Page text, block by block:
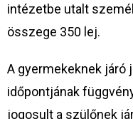
intézetbe utalt
összege 350 lej.
A gyermekeknek
időpontjának
jogosult a szülőnek